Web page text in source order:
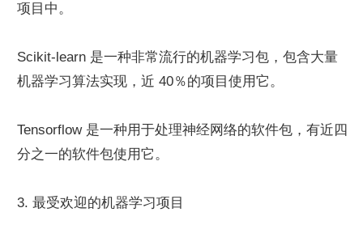
项目中。
Scikit-learn 是一种非常流行的机器学习包，包含大量
机器学习算法实现，近 40％的项目使用它。
Tensorflow 是一种用于处理神经网络的软件包，有近四
分之一的软件包使用它。
3. 最受欢迎的机器学习项目